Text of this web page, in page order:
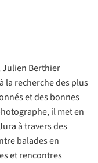
Julien Berthier
la recherche des plus
et des bonnes
il met en
à travers des
balades en
et rencontres